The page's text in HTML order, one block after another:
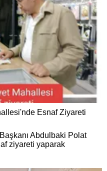
Esnaf Ziyareti
Abdulbaki Polat
ziyareti yaparak